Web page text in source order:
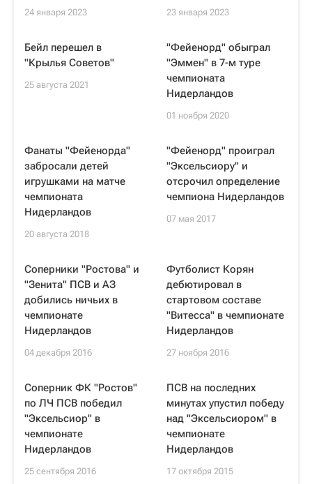
24 января 2023 23 января 2023
Бейл перешел в
"Крылья Советов"
25 августа 2021
"Фейенорд" обыграл
"Эммен" в 7-м туре
чемпионата
Нидерландов
01 ноября 2020
Фанаты "Фейенорда"
забросали детей
игрушками на матче
чемпионата
Нидерландов
20 августа 2018
"Фейенорд" проиграл
"Эксельсиору" и
отсрочил определение
чемпиона Нидерландов
07 мая 2017
Соперники "Ростова" и
"Зенита" ПСВ и АЗ
добились ничьих в
чемпионате
Нидерландов
04 декабря 2016
Футболист Корян
дебютировал в
стартовом составе
"Витесса" в чемпионате
Нидерландов
27 ноября 2016
Соперник ФК "Ростов"
по ЛЧ ПСВ победил
"Эксельсиор" в
чемпионате
Нидерландов
25 сентября 2016
ПСВ на последних
минутах упустил победу
над "Эксельсиором" в
чемпионате
Нидерландов
17 октября 2015